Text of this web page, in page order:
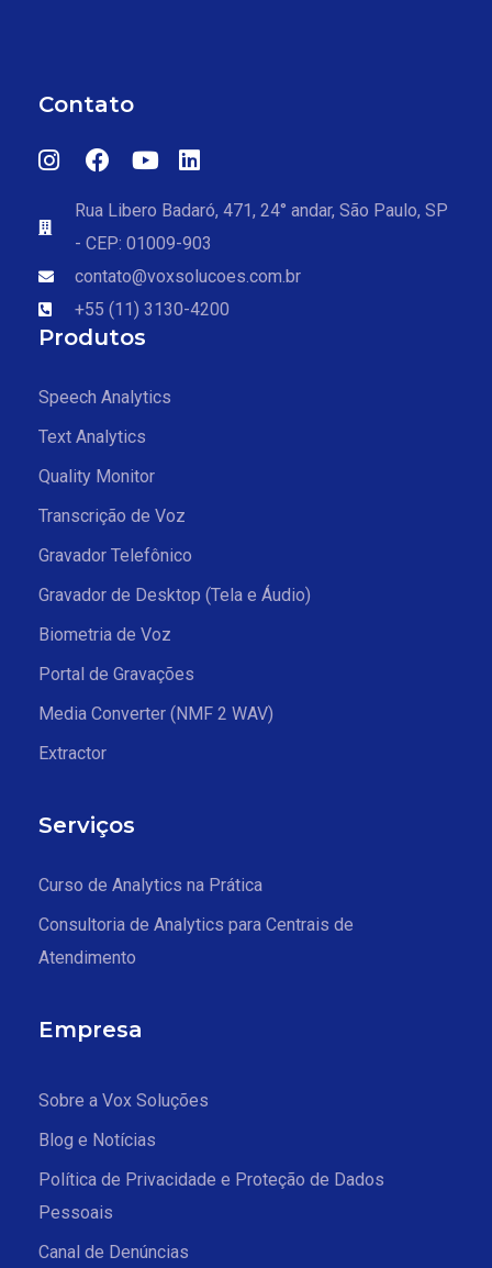
Contato
Rua Libero Badaró, 471, 24° andar, São Paulo, SP
- CEP: 01009-903
contato@voxsolucoes.com.br
+55 (11) 3130-4200
Produtos
Speech Analytics
Text Analytics
Quality Monitor
Transcrição de Voz
Gravador Telefônico
Gravador de Desktop (Tela e Áudio)
Biometria de Voz
Portal de Gravações
Media Converter (NMF 2 WAV)
Extractor
Serviços
Curso de Analytics na Prática
Consultoria de Analytics para Centrais de
Atendimento
Empresa
Sobre a Vox Soluções
Blog e Notícias
Política de Privacidade e Proteção de Dados
Pessoais
Canal de Denúncias